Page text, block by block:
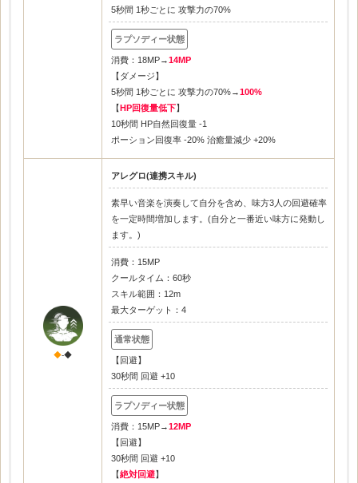
5秒間 1秒ごとに 攻撃力の70%
消費：18MP→14MP
【ダメージ】
5秒間 1秒ごとに 攻撃力の70%→100%
【 HP回復量低下】
10秒間 HP自然回復量 -1
ポーション回復率 -20% 治癒量減少 +20%
◆-◆
アレグロ(連携スキル)
素早い音楽を演奏して自分を含め、味方3人の回避確率
を一定時間増加します。(自分と一番近い味方に発動し
ます。)
消費：15MP
クールタイム：60秒
スキル範囲：12m
最大ターゲット：4
【回避】
30秒間 回避 +10
消費：15MP→12MP
【回避】
30秒間 回避 +10
【絶対回避】